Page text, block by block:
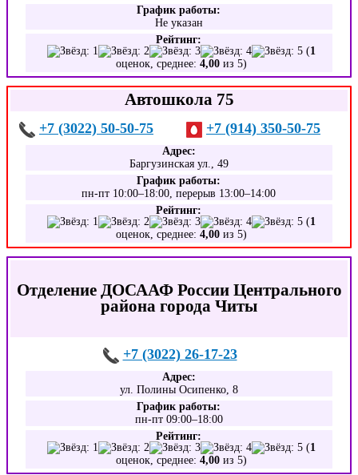
График работы:
Не указан
Рейтинг:
(1
оценок, среднее:4,00 из 5)
Автошкола 75
+7 (3022) 50-50-75 +7 (914) 350-50-75
Адрес:
Баргузинская ул., 49
График работы:
пн-пт 10:00–18:00, перерыв 13:00–14:00
Рейтинг:
(1
оценок, среднее:4,00 из 5)
Отделение ДОСААФ России Центрального
района города Читы
+7 (3022) 26-17-23
Адрес:
ул. Полины Осипенко, 8
График работы:
пн-пт 09:00–18:00
Рейтинг:
(1
оценок, среднее:4,00 из 5)